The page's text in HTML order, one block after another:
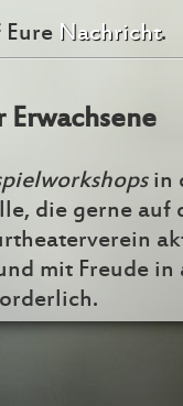
Nachricht.
in
die gerne auf
mit Freude